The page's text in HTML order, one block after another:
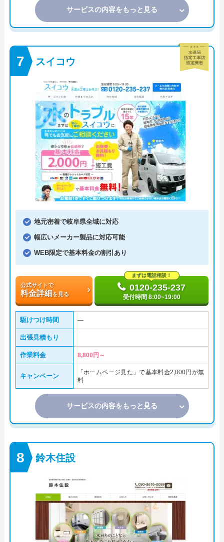
サービスの内容をもっと見る
スイコウ
地元密着で岐阜県全域に対応
幅広いメーカー製品に対応可能
WEB限定で基本料金の割引あり
公式サイトで
料金詳細を見る
まずは電話相談！
0120-235-237
受付時間 8:00~19:00
駆けつけ時間 ―
出張見積もり
作業料金 8,800円～
キャンペーン
「ホームページ見た」で基本料金2,000円が無
料
サービスの内容をもっと見る
鈴木住設